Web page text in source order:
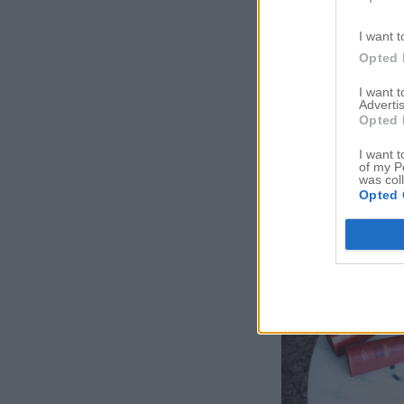
I want
Opted
I want
Opted
I want
of my
was
Opted